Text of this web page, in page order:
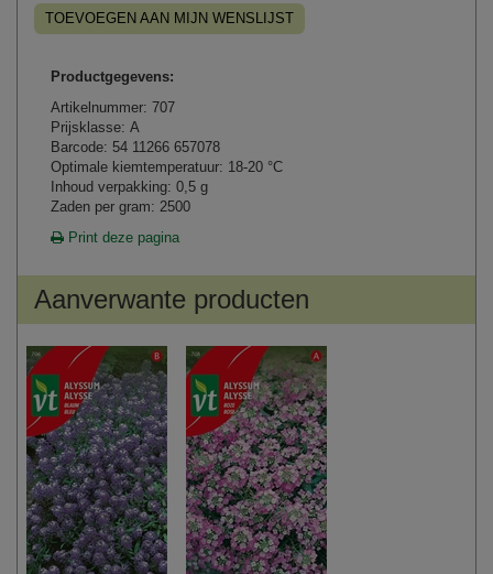
TOEVOEGEN AAN MIJN WENSLIJST
Productgegevens:
Artikelnummer: 707
Prijsklasse: A
Barcode: 54 11266 657078
Optimale kiemtemperatuur: 18-20 °C
Inhoud verpakking: 0,5 g
Zaden per gram: 2500
Print deze pagina
Aanverwante producten